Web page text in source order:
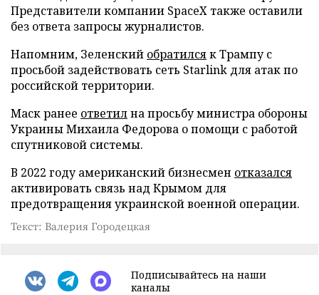
Представители компании SpaceX также оставили
без ответа запросы журналистов.
Напомним, Зеленский обратилсяк Трампу с
просьбой задействовать сеть Starlink для атак по
российской территории.
Маск ранее ответилна просьбу министра обороны
Украины Михаила Федорова о помощи с работой
спутниковой системы.
В 2022 году американский бизнесмен отказался
активировать связь над Крымом для
предотвращения украинской военной операции.
Текст: Валерия Городецкая
Подписывайтесь на наши
каналы